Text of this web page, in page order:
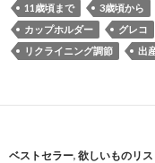
11歳頃まで 3歳頃から
カップホルダー
グレコ
リクライニング調節
出
ベストセラー, 欲しいものリス